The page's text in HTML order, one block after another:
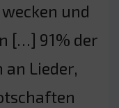
und
[…] 91% der
Lieder,